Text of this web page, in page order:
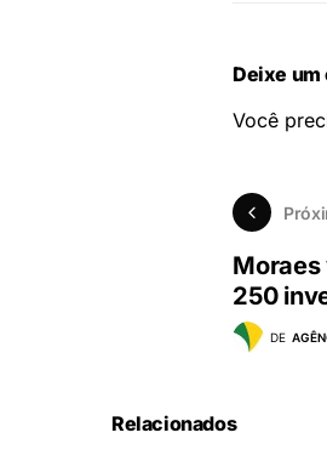
Deixe
Você
Moraes
250
DE
Relacionados